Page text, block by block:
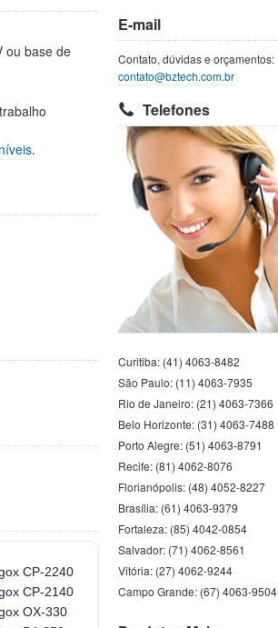
E-mail
Contato, dúvidas e orçamentos:
contato@bztech.com.br
Telefones
Curitiba: (41) 4063-8482
São Paulo: (11) 4063-7935
Rio de Janeiro: (21) 4063-7366
Belo Horizonte: (31) 4063-7488
Porto Alegre: (51) 4063-8791
Recife: (81) 4062-8076
Florianópolis: (48) 4052-8227
Brasília: (61) 4063-9379
Fortaleza: (85) 4042-0854
Salvador: (71) 4062-8561
Vitória: (27) 4062-9244
Campo Grande: (67) 4063-9504
ou base de
.
CP-2240
CP-2140
OX-330